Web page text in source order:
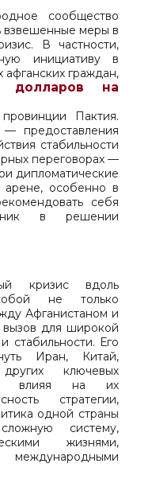
сообщество
взвешенные меры в
В частности,
инициативу в
граждан,
долларов на
Пактия.
предоставления
стабильности
переговорах —
дипломатические
особенно в
себя
в решении
кризис вдоль
не только
Афганистаном и
вызов для широкой
стабильности. Его
Иран, Китай,
ключевых
влияя на их
стратегии,
одной страны
систему,
жизнями,